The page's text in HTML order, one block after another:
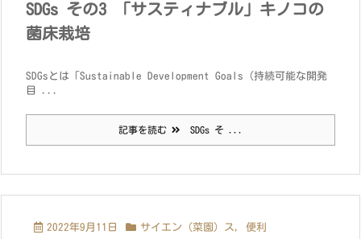
SDGs その3 「サスティナブル」キノコの
菌床栽培
SDGsとは「Sustainable Development Goals（持続可能な開発
目 ...
記事を読む SDGs そ ...
2022年9月11日 サイエン（菜園）ス, 便利